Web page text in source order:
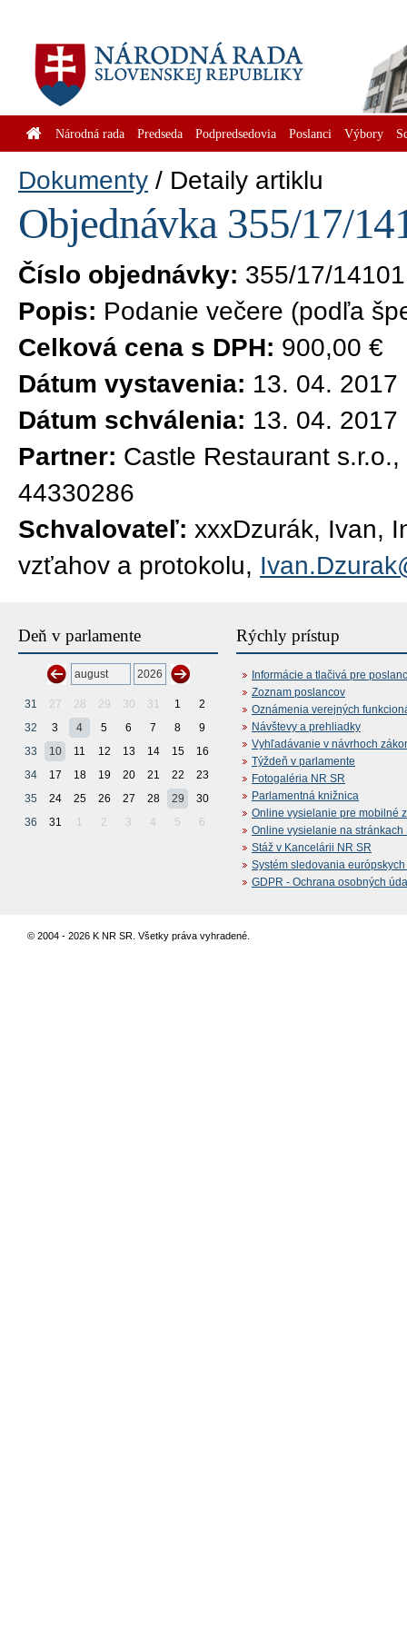
Národná rada Predseda Podpredsedovia Poslanci Výbory
Dokumenty Detaily artiklu
Objednávka 355/17/
Číslo objednávky: 355/17/14101
Popis: Podanie večere (podľa
Celková cena s DPH: 900,00 €
Dátum vystavenia: 13. 04. 2017
Dátum schválenia: 13. 04. 2017
Partner: Castle Restaurant
44330286
Schvalovateľ: xxxDzurák, Ivan,
vzťahov a protokolu,
Deň v parlamente
31 27 28 29 30 31 1
2
32
3 4 5 6 7 8
9
33
10 11 12 13 14 15
16
34
17 18 19 20 21 22
23
35
24 25 26 27 28 29
30
36
31 1 2 3 4 5 6
Rýchly prístup
Informácie a tlačivá pre
Zoznam poslancov
Oznámenia verejných
Návštevy a prehliadky
Vyhľadávanie v návrhoch
Týždeň v parlamente
Fotogaléria NR SR
Parlamentná knižnica
Online vysielanie pre mobilné
Online vysielanie na stránkach
Stáž v Kancelárii NR SR
Systém sledovania
GDPR - Ochrana osobných
© 2004 - 2026 K NR SR. Všetky práva vyhradené.